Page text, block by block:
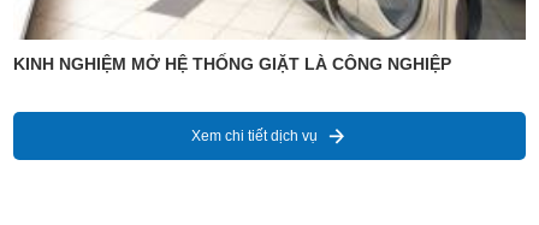
KINH NGHIỆM MỞ HỆ THỐNG GIẶT LÀ CÔNG NGHIỆP
Xem chi tiết dịch vụ